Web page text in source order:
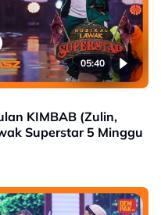
05:40
KIMBAB (Zulin,